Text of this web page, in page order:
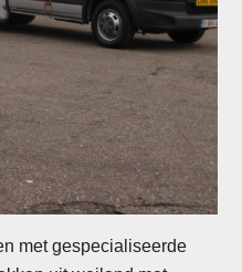
met gespecialiseerde